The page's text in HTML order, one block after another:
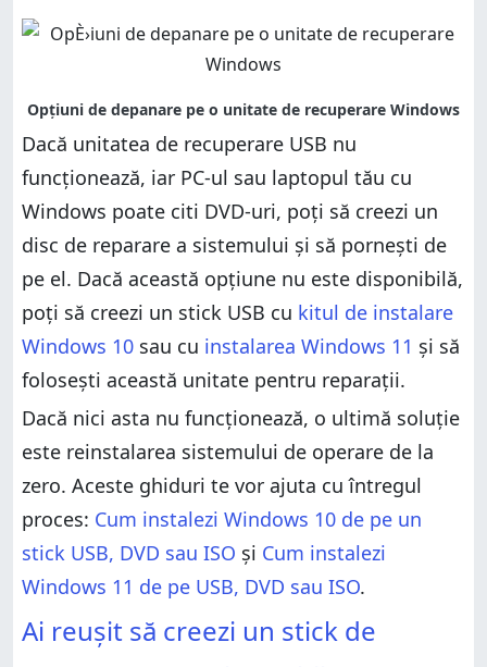
Dacă unitatea de recuperare USB nu
funcționează, iar PC-ul sau laptopul tău cu
Windows poate citi DVD-uri, poți să creezi un
disc de reparare a sistemului și să pornești de
pe el. Dacă această opțiune nu este disponibilă,
poți să creezi un stick USB cu kitul de instalare
Windows 10 sau cu instalarea Windows 11 și să
folosești această unitate pentru reparații.
Dacă nici asta nu funcționează, o ultimă soluție
este reinstalarea sistemului de operare de la
zero. Aceste ghiduri te vor ajuta cu întregul
proces: Cum instalezi Windows 10 de pe un
stick USB, DVD sau ISO și Cum instalezi
Windows 11 de pe USB, DVD sau ISO.
Ai reușit să creezi un stick de